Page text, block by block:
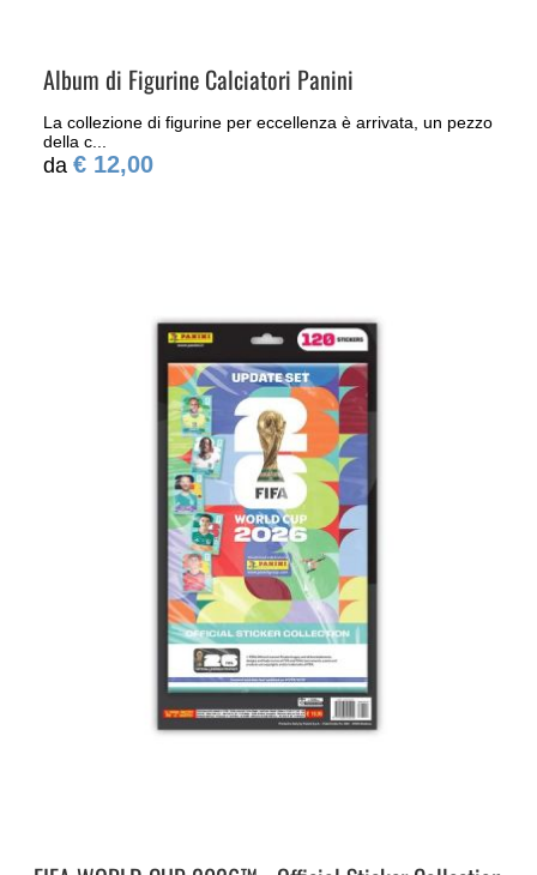
Album di Figurine Calciatori Panini
La collezione di figurine per eccellenza è arrivata, un pezzo
della c...
€ 12,00